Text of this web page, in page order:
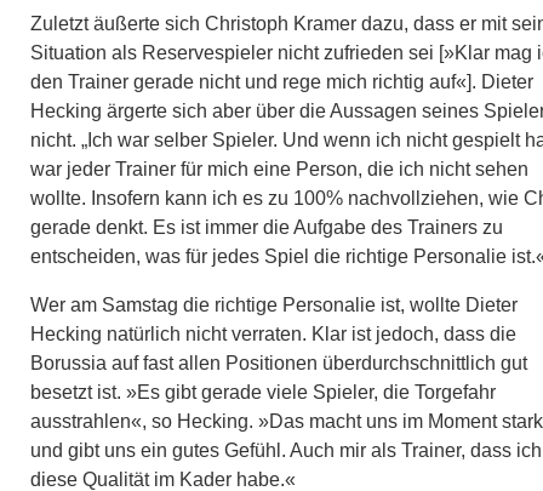
Zuletzt äußerte sich Christoph Kramer dazu, dass er mit
Situation als Reservespieler nicht zufrieden sei [»Klar mag
den Trainer gerade nicht und rege mich richtig auf«]. Dieter
Hecking ärgerte sich aber über die Aussagen seines
nicht. „Ich war selber Spieler. Und wenn ich nicht gespielt
war jeder Trainer für mich eine Person, die ich nicht sehen
wollte. Insofern kann ich es zu 100% nachvollziehen, wie
gerade denkt. Es ist immer die Aufgabe des Trainers zu
entscheiden, was für jedes Spiel die richtige Personalie
Wer am Samstag die richtige Personalie ist, wollte Dieter
Hecking natürlich nicht verraten. Klar ist jedoch, dass die
Borussia auf fast allen Positionen überdurchschnittlich gut
besetzt ist. »Es gibt gerade viele Spieler, die Torgefahr
ausstrahlen«, so Hecking. »Das macht uns im Moment stark
und gibt uns ein gutes Gefühl. Auch mir als Trainer, dass ich
diese Qualität im Kader habe.«